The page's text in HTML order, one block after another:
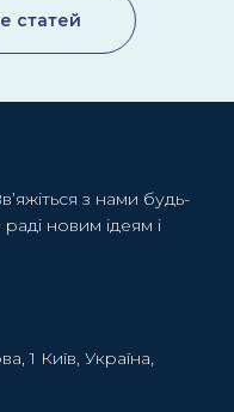
статей
з нами будь-
новим ідеям і
1 Київ, Україна,